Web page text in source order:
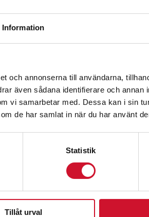
Information
och annonserna till användarna,
även sådana identifierare och annan
vi samarbetar med. Dessa kan i sin
de har samlat in när du har använt
Statistik
Tillåt urval